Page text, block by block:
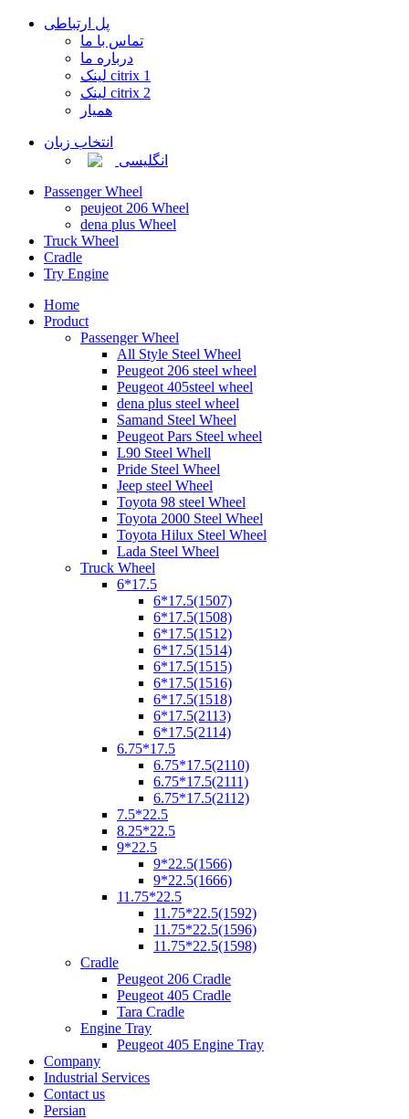
پل ارتباطی
تماس با ما
درباره ما
لینک citrix 1
لینک citrix 2
همیار
انتخاب زبان
انگلیسی
Passenger Wheel
peujeot 206 Wheel
dena plus Wheel
Truck Wheel
Cradle
Try Engine
Home
Product
Passenger Wheel
All Style Steel Wheel
Peugeot 206 steel wheel
Peugeot 405steel wheel
dena plus steel wheel
Samand Steel Wheel
Peugeot Pars Steel wheel
L90 Steel Whell
Pride Steel Wheel
Jeep steel Wheel
Toyota 98 steel Wheel
Toyota 2000 Steel Wheel
Toyota Hilux Steel Wheel
Lada Steel Wheel
Truck Wheel
6*17.5
6*17.5(1507)
6*17.5(1508)
6*17.5(1512)
6*17.5(1514)
6*17.5(1515)
6*17.5(1516)
6*17.5(1518)
6*17.5(2113)
6*17.5(2114)
6.75*17.5
6.75*17.5(2110)
6.75*17.5(2111)
6.75*17.5(2112)
7.5*22.5
8.25*22.5
9*22.5
9*22.5(1566)
9*22.5(1666)
11.75*22.5
11.75*22.5(1592)
11.75*22.5(1596)
11.75*22.5(1598)
Cradle
Peugeot 206 Cradle
Peugeot 405 Cradle
Tara Cradle
Engine Tray
Peugeot 405 Engine Tray
Company
Industrial Services
Contact us
Persian